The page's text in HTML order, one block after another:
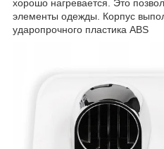
хорошо нагревается. Это
элементы одежды. Корпус
ударопрочного пластика ABS